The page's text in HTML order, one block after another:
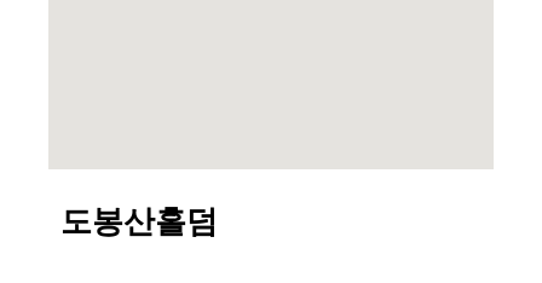
도봉산홀덤